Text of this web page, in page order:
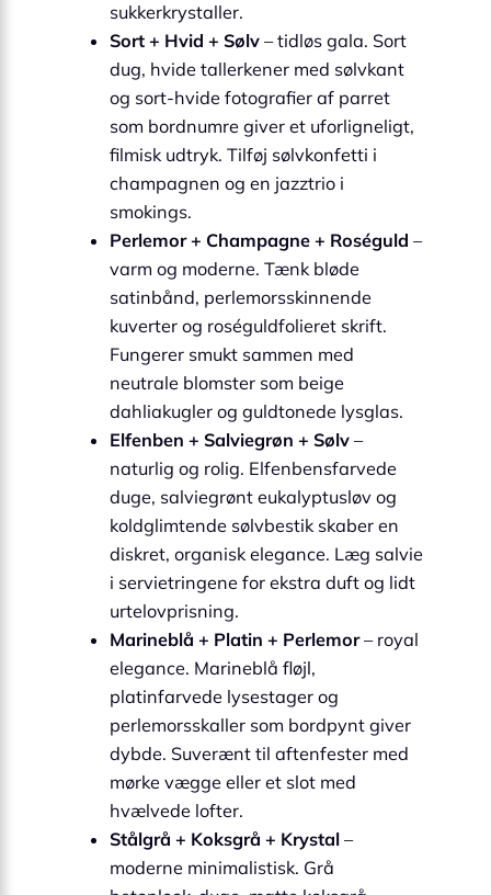
sukkerkrystaller.
Sort + Hvid + Sølv – tidløs gala. Sort
dug, hvide tallerkener med sølvkant
og sort-hvide fotografier af parret
som bordnumre giver et uforligneligt,
filmisk udtryk. Tilføj sølvkonfetti i
champagnen og en jazztrio i
smokings.
Perlemor + Champagne + Roséguld –
varm og moderne. Tænk bløde
satinbånd, perlemorsskinnende
kuverter og roséguldfolieret skrift.
Fungerer smukt sammen med
neutrale blomster som beige
dahliakugler og guldtonede lysglas.
Elfenben + Salviegrøn + Sølv –
naturlig og rolig. Elfenbensfarvede
duge, salviegrønt eukalyptusløv og
koldglimtende sølvbestik skaber en
diskret, organisk elegance. Læg salvie
i servietringene for ekstra duft og lidt
urtelovprisning.
Marineblå + Platin + Perlemor– royal
elegance. Marineblå fløjl,
platinfarvede lysestager og
perlemorsskaller som bordpynt giver
dybde. Suverænt til aftenfester med
mørke vægge eller et slot med
hvælvede lofter.
Stålgrå + Koksgrå + Krystal –
moderne minimalistisk. Grå